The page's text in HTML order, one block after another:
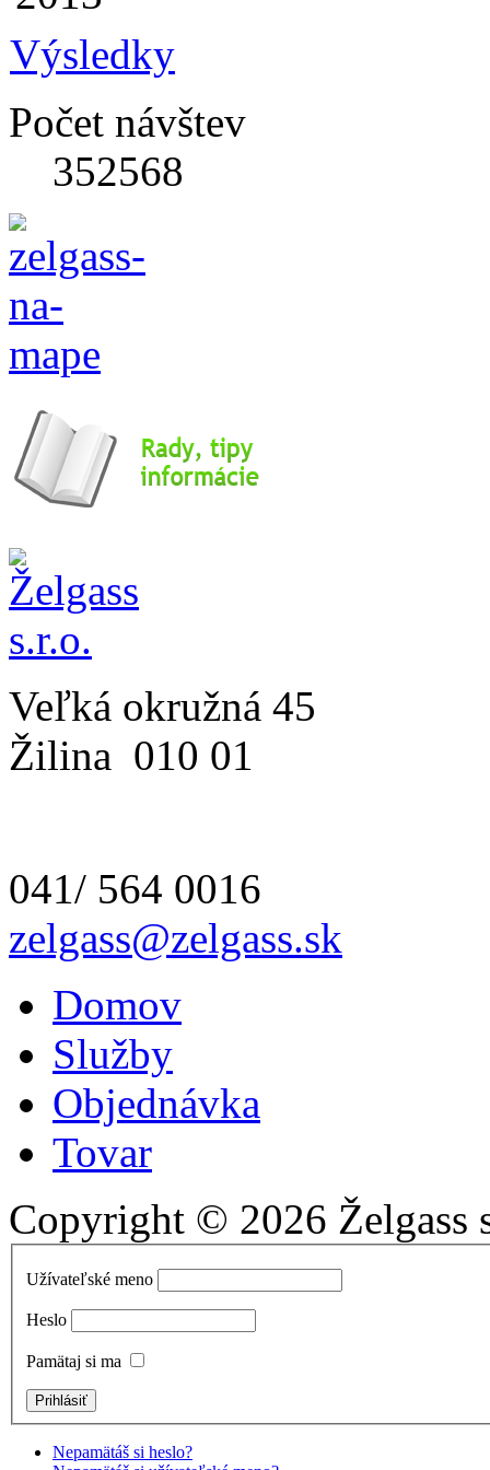
Výsledky
Počet návštev
352568
Veľká okružná 45
Žilina 010 01
041/ 564 0016
zelgass@zelgass.sk
Domov
Služby
Objednávka
Tovar
Copyright © 2026 Želgass
Užívateľské meno
Heslo
Pamätaj si ma
Nepamätáš si heslo?